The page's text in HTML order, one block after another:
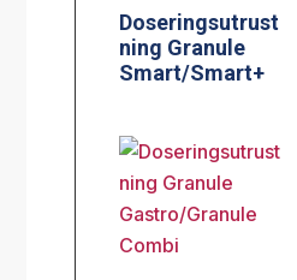
Doseringsutrust
ning Granule
Smart/Smart+